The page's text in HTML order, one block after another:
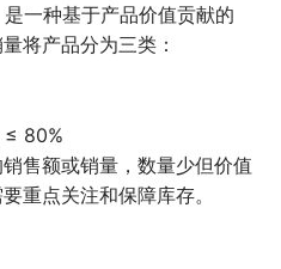
一种基于产品价值贡献的
将产品分为三类：
≤ 80%
售额或销量，数量少但价值
重点关注和保障库存。